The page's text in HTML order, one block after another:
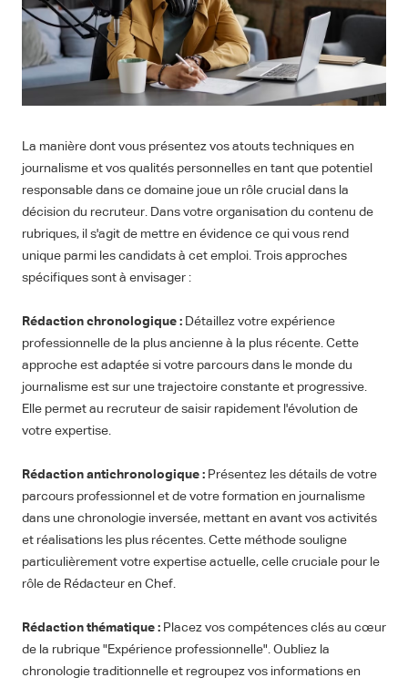
La manière dont vous présentez vos atouts techniques en
journalisme et vos qualités personnelles en tant que potentiel
responsable dans ce domaine joue un rôle crucial dans la
décision du recruteur. Dans votre organisation du contenu de
rubriques, il s'agit de mettre en évidence ce qui vous rend
unique parmi les candidats à cet emploi. Trois approches
spécifiques sont à envisager :
Rédaction chronologique : Détaillez votre expérience
professionnelle de la plus ancienne à la plus récente. Cette
approche est adaptée si votre parcours dans le monde du
journalisme est sur une trajectoire constante et progressive.
Elle permet au recruteur de saisir rapidement l'évolution de
votre expertise.
Rédaction antichronologique : Présentez les détails de votre
parcours professionnel et de votre formation en journalisme
dans une chronologie inversée, mettant en avant vos activités
et réalisations les plus récentes. Cette méthode souligne
particulièrement votre expertise actuelle, celle cruciale pour le
rôle de Rédacteur en Chef.
Rédaction thématique : Placez vos compétences clés au cœur
de la rubrique "Expérience professionnelle". Oubliez la
chronologie traditionnelle et regroupez vos informations en